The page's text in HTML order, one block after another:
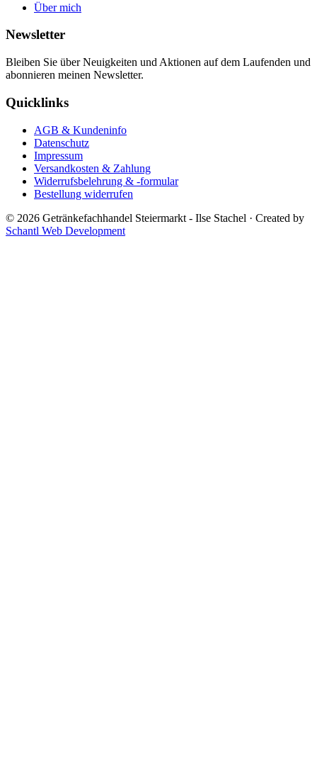
Über mich
Newsletter
Bleiben Sie über Neuigkeiten und Aktionen auf dem Laufenden und
abonnieren meinen Newsletter.
Quicklinks
AGB & Kundeninfo
Datenschutz
Impressum
Versandkosten & Zahlung
Widerrufsbelehrung & -formular
Bestellung widerrufen
© 2026 Getränkefachhandel Steiermarkt - Ilse Stachel · Created by
Schantl Web Development